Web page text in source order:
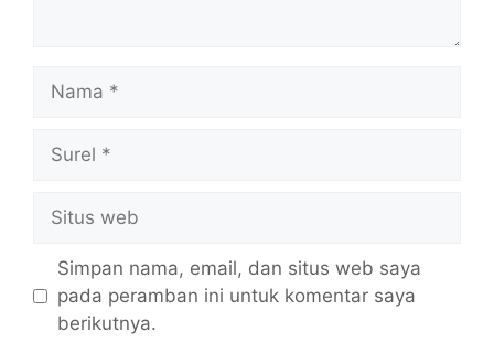
web
Simpan nama, email, dan situs web saya
pada peramban ini untuk komentar saya
berikutnya.